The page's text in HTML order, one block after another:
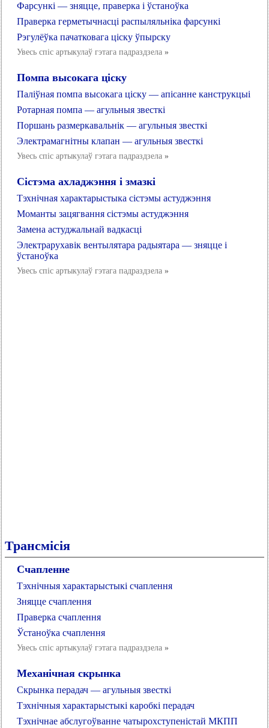
Фарсункі — зняцце, праверка і ўстаноўка
Праверка герметычнасці распыляльніка фарсункі
Рэгулёўка пачатковага ціску ўпырску
Увесь спіс артыкулаў гэтага падраздзела »
Помпа высокага ціску
Паліўная помпа высокага ціску — апісанне канструкцыі
Ротарная помпа — агульныя звесткі
Поршань размеркавальнік — агульныя звесткі
Электрамагнітны клапан — агульныя звесткі
Увесь спіс артыкулаў гэтага падраздзела »
Сістэма ахладжэння і змазкі
Тэхнічная характарыстыка сістэмы астуджэння
Моманты зацягвання сістэмы астуджэння
Замена астуджальнай вадкасці
Электрарухавік вентылятара радыятара — зняцце і
ўстаноўка
Увесь спіс артыкулаў гэтага падраздзела »
Трансмісія
Счапленне
Тэхнічныя характарыстыкі счаплення
Зняцце счаплення
Праверка счаплення
Ўстаноўка счаплення
Увесь спіс артыкулаў гэтага падраздзела »
Механічная скрынка
Скрынка перадач — агульныя звесткі
Тэхнічныя характарыстыкі каробкі перадач
Тэхнічнае абслугоўванне чатырохступеністай МКПП